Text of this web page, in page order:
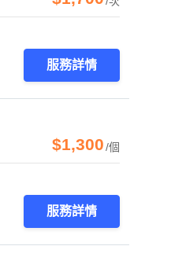
服務詳情
$1,300/個
服務詳情